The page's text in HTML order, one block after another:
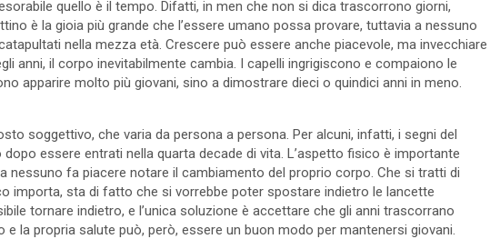
quello è il tempo. Difatti, in men che non si dica trascorrono giorni,
è la gioia più grande che l’essere umano possa provare, tuttavia a nessuno
nella mezza età. Crescere può essere anche piacevole, ma invecchiare
anni, il corpo inevitabilmente cambia. I capelli ingrigiscono e compaiono le
apparire molto più giovani, sino a dimostrare dieci o quindici anni in meno.
soggettivo, che varia da persona a persona. Per alcuni, infatti, i segni del
essere entrati nella quarta decade di vita. L’aspetto fisico è importante
nessuno fa piacere notare il cambiamento del proprio corpo. Che si tratti di
importa, sta di fatto che si vorrebbe poter spostare indietro le lancette
tornare indietro, e l’unica soluzione è accettare che gli anni trascorrano
e la propria salute può, però, essere un buon modo per mantenersi giovani.